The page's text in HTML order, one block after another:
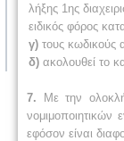
λήξης 1ης
ειδικός φόρος
γ) τους κωδικούς
δ) ακολουθεί το
7. Με την
εφόσον είναι